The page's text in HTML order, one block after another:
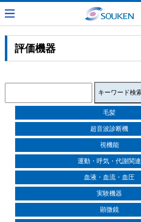
評価機器
毛髪
超音波診断機
視機能
運動・呼気・代謝関連
血液・血流・血圧
実験機器
顕微鏡